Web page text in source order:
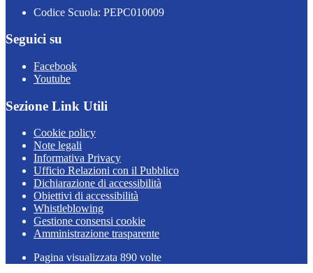
Codice Scuola: PEPC010009
Seguici su
Facebook
Youtube
Sezione Link Utili
Cookie policy
Note legali
Informativa Privacy
Ufficio Relazioni con il Pubblico
Dichiarazione di accessibilità
Obiettivi di accessibilità
Whistleblowing
Gestione consensi cookie
Amministrazione trasparente
Pagina visualizzata 890 volte